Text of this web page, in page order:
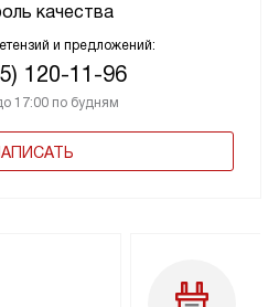
качества
и предложений:
120-11-96
17:00 по будням